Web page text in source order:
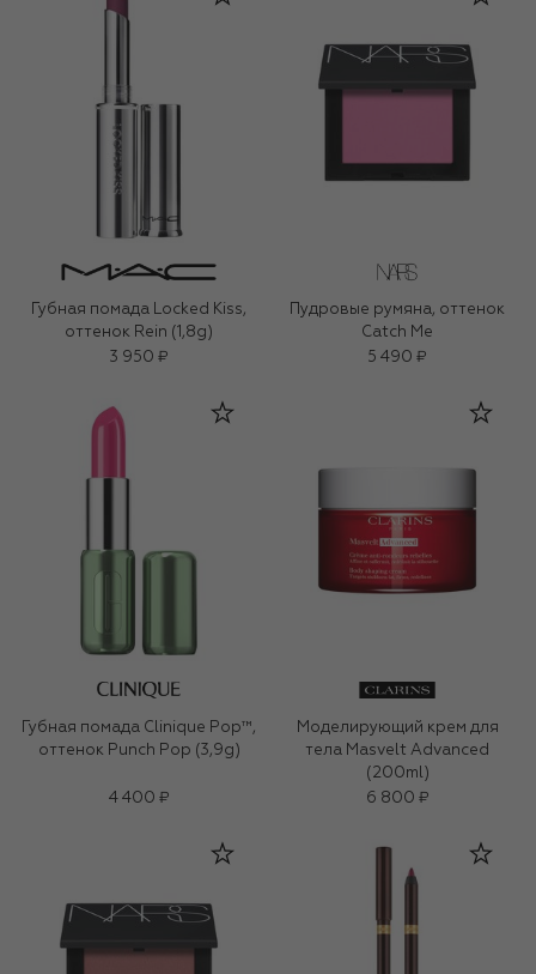
Губная помада Locked Kiss,
оттенок Rein (1,8g)
3 950 ₽
Пудровые румяна, оттенок
Catch Me
5 490 ₽
Губная помада Clinique Pop™,
оттенок Punch Pop (3,9g)
4 400 ₽
Моделирующий крем для
тела Masvelt Advanced
(200ml)
6 800 ₽